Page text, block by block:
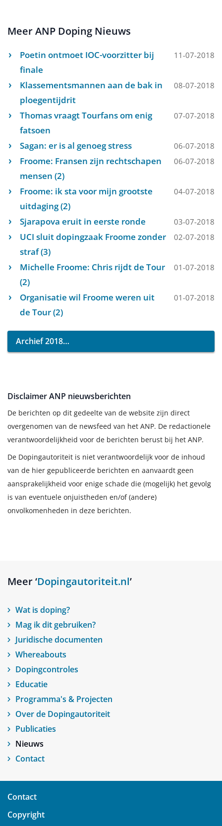
Meer ANP Doping Nieuws
Poetin ontmoet IOC-voorzitter bij
finale
11-07-2018
Klassementsmannen aan de bak in
ploegentijdrit
08-07-2018
Thomas vraagt Tourfans om enig
fatsoen
07-07-2018
Sagan: er is al genoeg stress 06-07-2018
Froome: Fransen zijn rechtschapen
mensen (2)
06-07-2018
Froome: ik sta voor mijn grootste
uitdaging (2)
04-07-2018
Sjarapova eruit in eerste ronde 03-07-2018
UCI sluit dopingzaak Froome zonder
straf (3)
02-07-2018
Michelle Froome: Chris rijdt de Tour
(2)
01-07-2018
Organisatie wil Froome weren uit
de Tour (2)
01-07-2018
Archief 2018
Disclaimer ANP nieuwsberichten
De berichten op dit gedeelte van de website zijn direct
overgenomen van de newsfeed van het ANP. De redactionele
verantwoordelijkheid voor de berichten berust bij het ANP.
De Dopingautoriteit is niet verantwoordelijk voor de inhoud
van de hier gepubliceerde berichten en aanvaardt geen
aansprakelijkheid voor enige schade die (mogelijk) het gevolg
is van eventuele onjuistheden en/of (andere)
onvolkomenheden in deze berichten.
Meer ‘Dopingautoriteit.nl’
Wat is doping?
Mag ik dit gebruiken?
Juridische documenten
Whereabouts
Dopingcontroles
Educatie
Programma's & Projecten
Over de Dopingautoriteit
Publicaties
Nieuws
Contact
Contact
Copyright